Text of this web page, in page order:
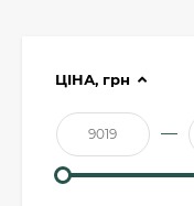
ЦІНА, грн
—